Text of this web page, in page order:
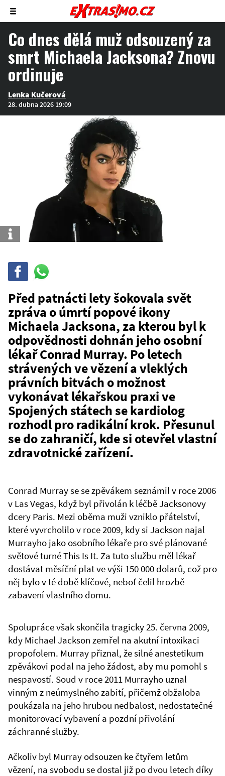
Zobrazit/skrýt
menu
Co dnes dělá muž odsouzený za
smrt Michaela Jacksona? Znovu
ordinuje
Lenka Kučerová
28. dubna 2026 19:09
Info
Sdílej
WhatsAppu
Před patnácti lety šokovala svět
zpráva o úmrtí popové ikony
Michaela Jacksona, za kterou byl k
odpovědnosti dohnán jeho osobní
lékař Conrad Murray. Po letech
strávených ve vězení a vleklých
právních bitvách o možnost
vykonávat lékařskou praxi ve
Spojených státech se kardiolog
rozhodl pro radikální krok. Přesunul
se do zahraničí, kde si otevřel vlastní
zdravotnické zařízení.
Conrad Murray se se zpěvákem seznámil v roce 2006
v Las Vegas, když byl přivolán k léčbě Jacksonovy
dcery Paris. Mezi oběma muži vzniklo přátelství,
které vyvrcholilo v roce 2009, kdy si Jackson najal
Murrayho jako osobního lékaře pro své plánované
světové turné This Is It. Za tuto službu měl lékař
dostávat měsíční plat ve výši 150 000 dolarů, což pro
něj bylo v té době klíčové, neboť čelil hrozbě
zabavení vlastního domu.
Spolupráce však skončila tragicky 25. června 2009,
kdy Michael Jackson zemřel na akutní intoxikaci
propofolem. Murray přiznal, že silné anestetikum
zpěvákovi podal na jeho žádost, aby mu pomohl s
nespavostí. Soud v roce 2011 Murrayho uznal
vinným z neúmyslného zabití, přičemž obžaloba
poukázala na jeho hrubou nedbalost, nedostatečné
monitorovací vybavení a pozdní přivolání
záchranné služby.
Ačkoliv byl Murray odsouzen ke čtyřem letům
vězení, na svobodu se dostal již po dvou letech díky